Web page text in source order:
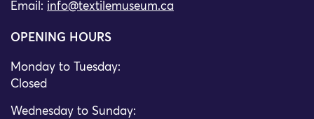
Email: info@textilemuseum.ca
OPENING HOURS
Monday to Tuesday:
Closed
Wednesday to Sunday: